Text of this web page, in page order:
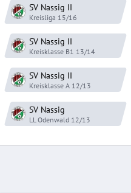
SV Nassig II
Kreisliga 15/16
SV Nassig II
Kreisklasse B1 13/14
SV Nassig II
Kreisklasse A 12/13
SV Nassig
LL Odenwald 12/13